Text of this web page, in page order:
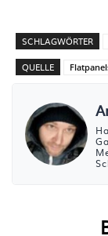
SCHLAGWÖRTER
QUELLE